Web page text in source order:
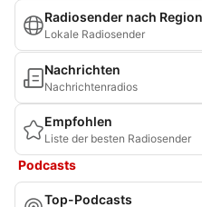
Radiosender nach
Lokale Radiosender
Nachrichten
Nachrichtenradios
Empfohlen
Liste der besten Radiosender
Podcasts
Top-Podcasts